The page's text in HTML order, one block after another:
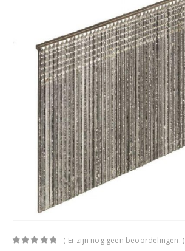
( Er zijn nog geen beoordelingen. )